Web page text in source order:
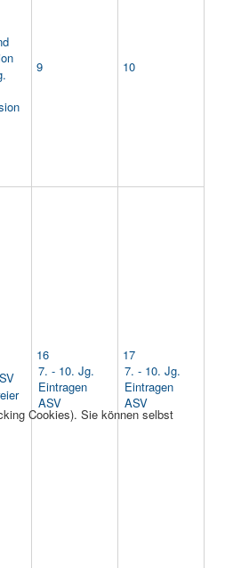
9 10
16
7. - 10. Jg.
Eintragen
ASV
17
7. - 10. Jg.
Eintragen
ASV
Cookies). Sie können selbst